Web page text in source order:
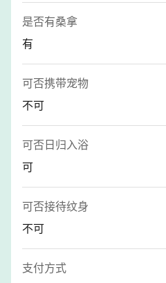
是否有桑拿
有
可否携带宠物
不可
可否日归入浴
可
可否接待纹身
不可
支付方式